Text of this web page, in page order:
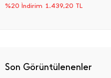
%20 İndirim 1.439,20 TL
Son Görüntülenenler